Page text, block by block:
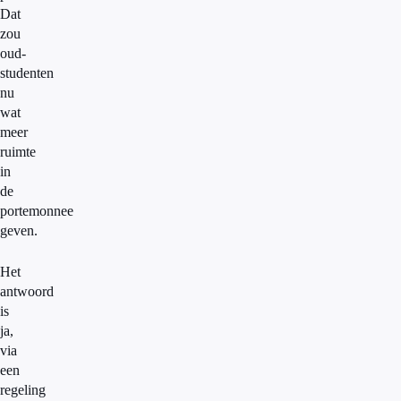
Dat
zou
oud-
studenten
nu
wat
meer
ruimte
in
de
portemonnee
geven.
Het
antwoord
is
ja,
via
een
regeling